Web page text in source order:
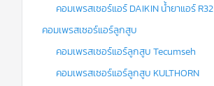
คอมเพรสเซอร์แอร์ DAIKIN น้ำยาแอร์ R32
คอมเพรสเซอร์แอร์ลูกสูบ
คอมเพรสเซอร์แอร์ลูกสูบ Tecumseh
คอมเพรสเซอร์แอร์ลูกสูบ KULTHORN